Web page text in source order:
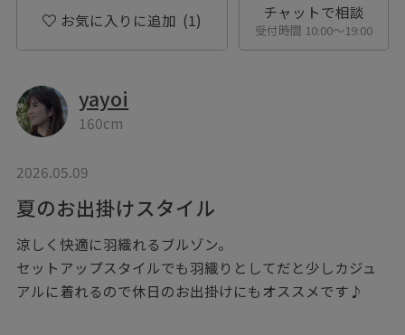
お気に入りに追加 (1) チャットで相談
受付時間 10:00〜19:00
yayoi
160cm
2026.05.09
夏のお出掛けスタイル
涼しく快適に羽織れるブルゾン。
セットアップスタイルでも羽織りとしてだと少しカジュ
アルに着れるので休日のお出掛けにもオススメです♪